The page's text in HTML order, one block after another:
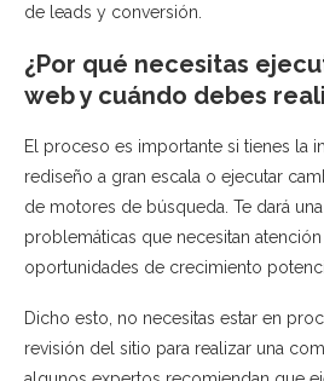
de leads y conversión.
¿Por qué necesitas
web y cuándo debes
El proceso es importante si tienes la
rediseño a gran escala o ejecutar
de motores de búsqueda. Te dará
problemáticas que necesitan
oportunidades de crecimiento
Dicho esto, no necesitas estar en
revisión del sitio para realizar una